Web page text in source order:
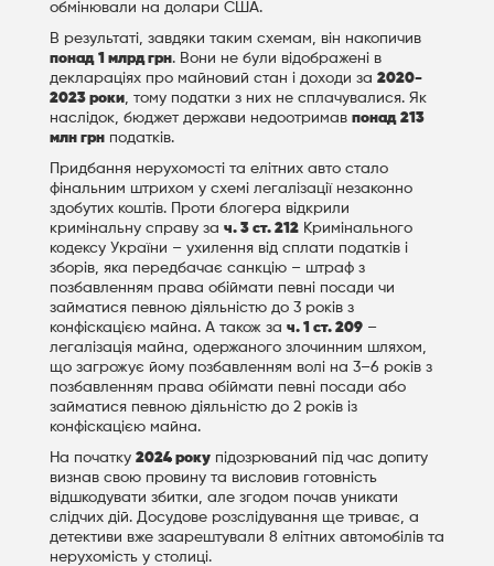
обмінювали на долари США.
В результаті, завдяки таким схемам, він накопичив
понад 1 млрд грн. Вони не були відображені в
деклараціях про майновий стан і доходи за 2020-
2023 роки, тому податки з них не сплачувалися. Як
наслідок, бюджет держави недоотримав понад 213
млн грнподатків.
Придбання нерухомості та елітних авто стало
фінальним штрихом у схемі легалізації незаконно
здобутих коштів. Проти блогера відкрили
кримінальну справу за ч. 3 ст. 212Кримінального
кодексу України – ухилення від сплати податків і
зборів, яка передбачає санкцію – штраф з
позбавленням права обіймати певні посади чи
займатися певною діяльністю до 3 років з
конфіскацією майна. А також за ч. 1 ст. 209–
легалізація майна, одержаного злочинним шляхом,
що загрожує йому позбавленням волі на 3–6 років з
позбавленням права обіймати певні посади або
займатися певною діяльністю до 2 років із
конфіскацією майна.
На початку 2024 рокупідозрюваний під час допиту
визнав свою провину та висловив готовність
відшкодувати збитки, але згодом почав уникати
слідчих дій. Досудове розслідування ще триває, а
детективи вже заарештували 8 елітних автомобілів та
нерухомість у столиці.